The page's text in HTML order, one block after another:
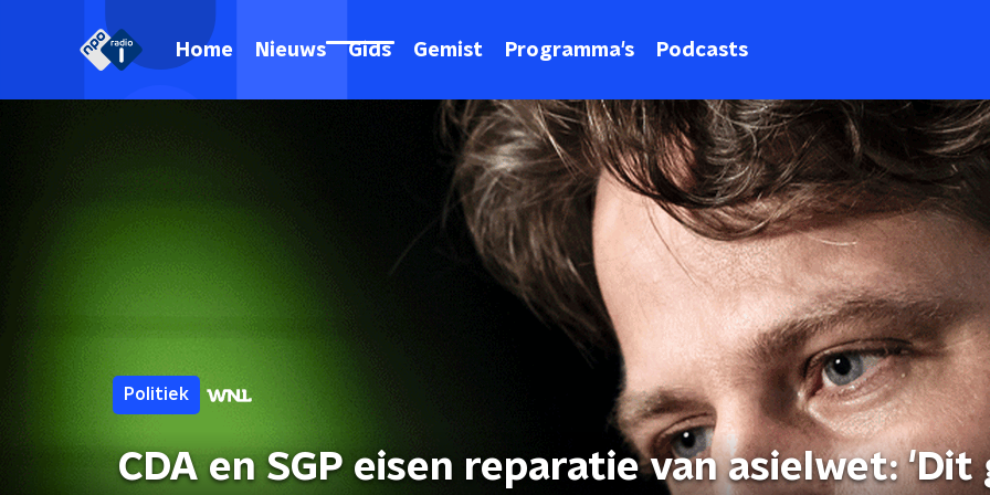
Home Nieuws Gids Gemist Programma's Podcasts
Politiek
CDA en SGP eisen reparatie van asielwet: 'Dit